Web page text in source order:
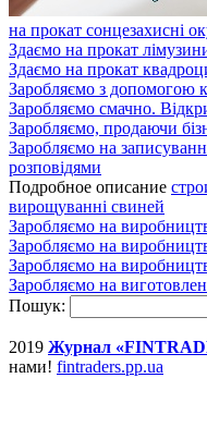
на прокат сонцезахисні
Здаємо на прокат
Здаємо на прокат
Заробляємо з допомогою
Заробляємо смачно.
Заробляємо, продаючи
Заробляємо на
розповідями
Подробное описание
вирощуванні свиней
Заробляємо на
Заробляємо на
Заробляємо на
Заробляємо на
Пошук:
2019 Журнал
нами! fintraders.pp.ua